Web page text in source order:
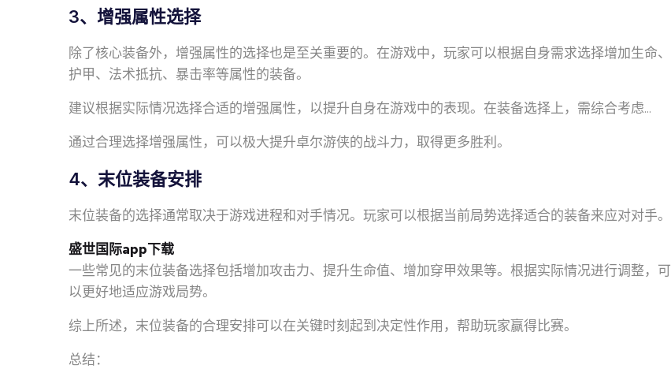
3、增强属性选择
除了核心装备外，增强属性的选择也是至关重要的。在游戏中，玩家可以根据自身需求选择增加生命、
护甲、法术抵抗、暴击率等属性的装备。
建议根据实际情况选择合适的增强属性，以提升自身在游戏中的表现。在装备选择上，需综合考虑...
通过合理选择增强属性，可以极大提升卓尔游侠的战斗力，取得更多胜利。
4、末位装备安排
末位装备的选择通常取决于游戏进程和对手情况。玩家可以根据当前局势选择适合的装备来应对对手。
盛世国际app下载
一些常见的末位装备选择包括增加攻击力、提升生命值、增加穿甲效果等。根据实际情况进行调整，可
以更好地适应游戏局势。
综上所述，末位装备的合理安排可以在关键时刻起到决定性作用，帮助玩家赢得比赛。
总结：